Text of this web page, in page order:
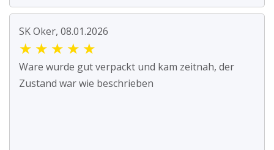
SK Oker, 08.01.2026
★ ★ ★ ★ ★
Ware wurde gut verpackt und kam zeitnah, der
Zustand war wie beschrieben